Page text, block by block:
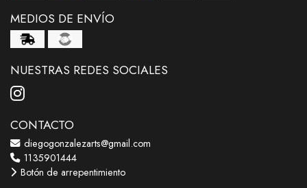
MEDIOS DE ENVÍO
NUESTRAS REDES SOCIALES
CONTACTO
diegogonzalezarts@gmail.com
1135901444
Botón de arrepentimiento